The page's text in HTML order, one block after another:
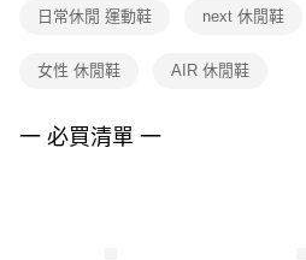
權轉讓予恩沛科技股份有限公司。
３．未成年的使用者請事先徵得法定代理
４．使用「AFTEE先享後付」時，將依據
日常休閒 運動鞋 next 休閒鞋
女性 休閒鞋 AIR 休閒鞋
一 必買清單 一